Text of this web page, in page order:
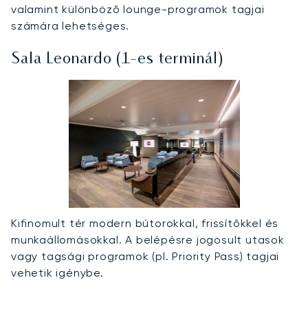
valamint különböző lounge-programok tagjai
számára lehetséges.
Sala Leonardo (1-es terminál)
Kifinomult tér modern bútorokkal, frissítőkkel és
munkaállomásokkal. A belépésre jogosult utasok
vagy tagsági programok (pl. Priority Pass) tagjai
vehetik igénybe.